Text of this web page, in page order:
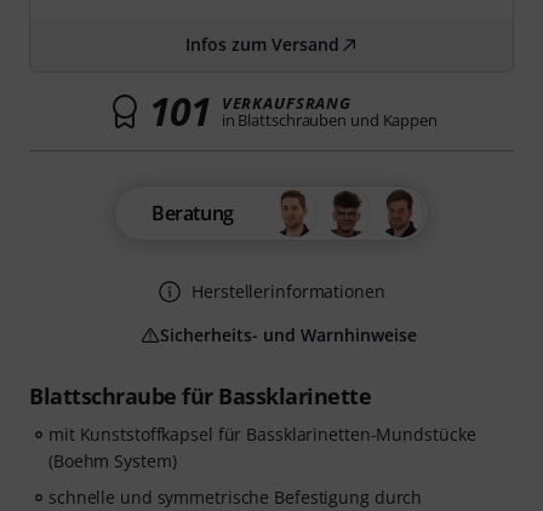
Blattschraube für Bassklarinette
mit Kunststoffkapsel für Bassklarinetten-Mundstücke
(Boehm System)
schnelle und symmetrische Befestigung durch
Infos zum Versand
101 VERKAUFSRANG
in Blattschrauben und Kappen
Beratung
Herstellerinformationen
Sicherheits- und Warnhinweise